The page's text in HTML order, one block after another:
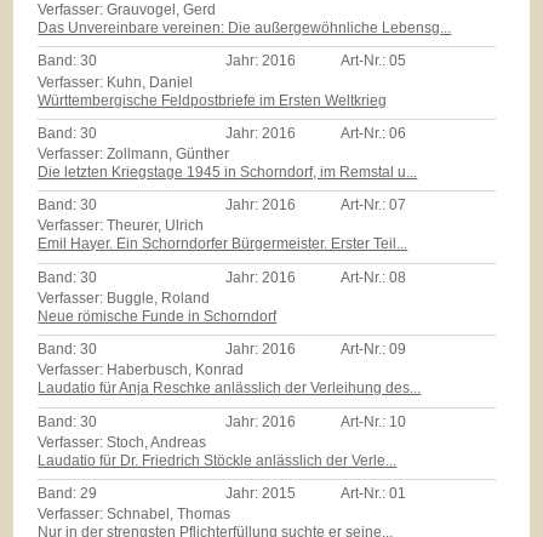
Verfasser: Grauvogel, Gerd
Das Unvereinbare vereinen: Die außergewöhnliche Lebensg...
Band:30 Jahr:2016 Art-Nr.:05
Verfasser: Kuhn, Daniel
Württembergische Feldpostbriefe im Ersten Weltkrieg
Band:30 Jahr:2016 Art-Nr.:06
Verfasser: Zollmann, Günther
Die letzten Kriegstage 1945 in Schorndorf, im Remstal u...
Band:30 Jahr:2016 Art-Nr.:07
Verfasser: Theurer, Ulrich
Emil Hayer. Ein Schorndorfer Bürgermeister. Erster Teil...
Band:30 Jahr: 2016 Art-Nr.:08
Verfasser: Buggle, Roland
Neue römische Funde in Schorndorf
Band:30 Jahr:2016 Art-Nr.:09
Verfasser: Haberbusch, Konrad
Laudatio für Anja Reschke anlässlich der Verleihung des...
Band:30 Jahr: 2016 Art-Nr.: 10
Verfasser: Stoch, Andreas
Laudatio für Dr. Friedrich Stöckle anlässlich der Verle...
Band:29 Jahr:2015 Art-Nr.:01
Verfasser: Schnabel, Thomas
Nur in der strengsten Pflichterfüllung suchte er seine...